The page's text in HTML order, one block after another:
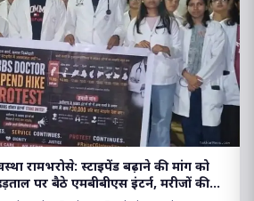
रामभरोसे: स्टाइपेंड बढ़ाने की मांग को
पर बैठे एमबीबीएस इंटर्न, मरीजों की